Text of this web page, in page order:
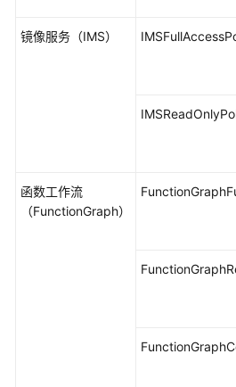
镜像服务（IMS）
函数工作流
（FunctionGraph）